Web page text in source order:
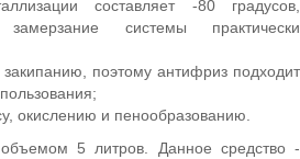
составляет -80 градусов,
системы практически
закипанию, поэтому антифриз подходит
окислению и пенообразованию.
5 литров. Данное средство -